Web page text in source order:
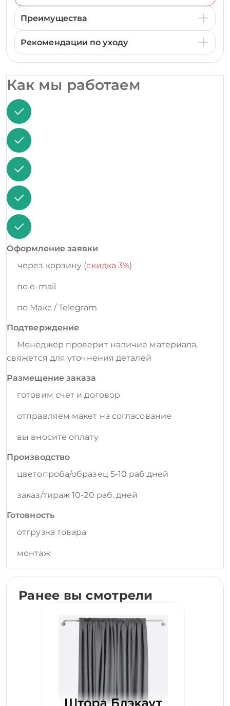
Преимущества
Рекомендации по уходу
Как мы работаем
Оформление заявки
через корзину (скидка 3%)
по e-mail
по Макс / Telegram
Подтверждение
Менеджер проверит наличие материала,
свяжется для уточнения деталей
Размещение заказа
готовим счет и договор
отправляем макет на согласование
вы вносите оплату
Производство
цветопроба/образец 5-10 раб.дней
заказ/тираж 10-20 раб. дней
Готовность
отгрузка товара
монтаж
Ранее вы смотрели